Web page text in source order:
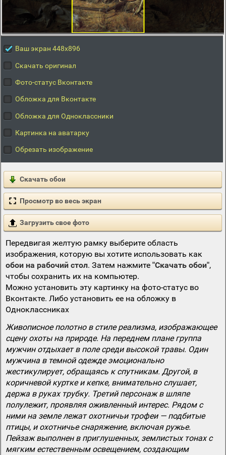
Ваш экран 448x896
Скачать оригинал
Фото-статус Вконтакте
Обложка для Вконтакте
Обложка для Одноклассники
Картинка на аватарку
Обрезать изображение
Скачать обои
Просмотр во весь экран
Загрузить свое фото
Передвигая желтую рамку выберите область
изображения, которую вы хотите использовать как
обои на рабочий стол. Затем нажмите "Скачать обои",
чтобы сохранить их на компьютер.
Можно установить эту картинку на фото-статус во
Вконтакте. Либо установить ее на обложку в
Одноклассниках
Живописное полотно в стиле реализма, изображающее
сцену охоты на природе. На переднем плане группа
мужчин отдыхает в поле среди высокой травы. Один
мужчина в темной одежде эмоционально
жестикулирует, обращаясь к спутникам. Другой, в
коричневой куртке и кепке, внимательно слушает,
держа в руках трубку. Третий персонаж в шляпе
полулежит, проявляя оживленный интерес. Рядом с
ними на земле лежат охотничьи трофеи — подбитые
птицы, и охотничье снаряжение, включая ружье.
Пейзаж выполнен в приглушенных, землистых тонах с
мягким естественным освещением, создающим